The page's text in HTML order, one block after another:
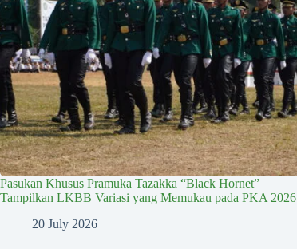
Pasukan Khusus Pramuka Tazakka “Black Hornet”
Tampilkan LKBB Variasi yang Memukau pada PKA 2026
20 July 2026